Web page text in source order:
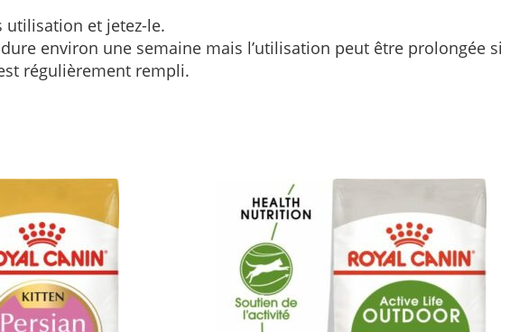
utilisation et jetez-le.
dure environ une semaine mais l’utilisation peut être prolongée si
régulièrement rempli.